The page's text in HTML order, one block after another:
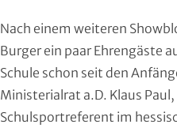
Nach einem weiteren
Burger ein paar Ehrengäste
Schule schon seit den
Ministerialrat a.D. Klaus
Schulsportreferent im
Tennis
Tischtennis
Triathlon